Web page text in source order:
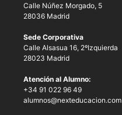
Calle Núñez Morgado, 5
28036 Madrid
Sede Corporativa
Calle Alsasua 16, 2ºIzquierda
28023 Madrid
Atención al Alumno:
+34 91 022 96 49
alumnos@nexteducacion.com